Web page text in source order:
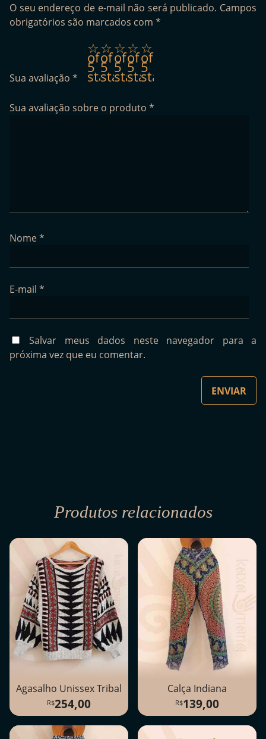
O seu endereço de e-mail não será publicado. Campos
obrigatórios são marcados com *
Sua avaliação *
1
of
5
stars
2
of
5
stars
3
of
5
stars
4
of
5
stars
of
5
stars
Sua avaliação sobre o produto *
Nome*
E-mail *
Salvar meus dados neste navegador para a
próxima vez que eu comentar.
Produtos relacionados
Agasalho Unissex Tribal
254,00
Calça Indiana
139,00